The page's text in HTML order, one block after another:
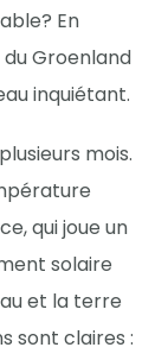
En
Groenland
inquiétant.
mois.
qui joue un
solaire
et la terre
sont claires :